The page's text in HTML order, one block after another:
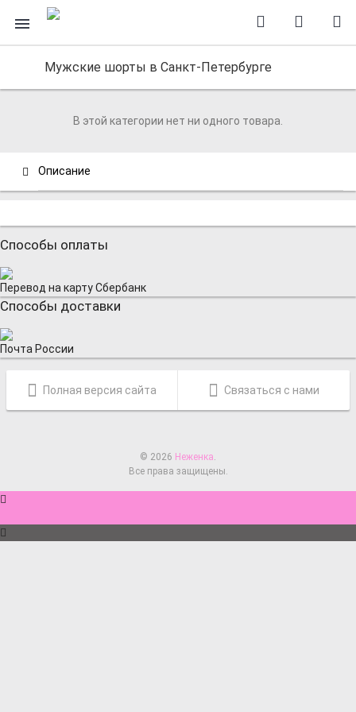
Мужские шорты в Санкт-Петербурге
В этой категории нет ни одного товара.
Описание
Способы оплаты
Перевод на карту Сбербанк
Способы доставки
Почта России
Полная версия сайта Связаться с нами
© 2026 Неженка.
Все права защищены.